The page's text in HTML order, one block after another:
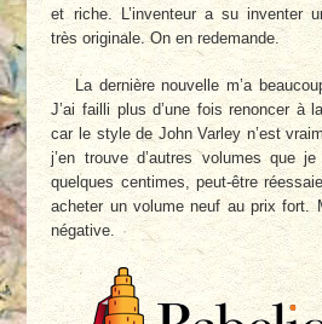
et riche. L’inventeur a su inventer
très originale. On en redemande.
La dernière nouvelle m’a
J’ai failli plus d’une fois renoncer à
car le style de John Varley n’est
j’en trouve d’autres volumes que
quelques centimes, peut-être
acheter un volume neuf au prix fort.
négative.